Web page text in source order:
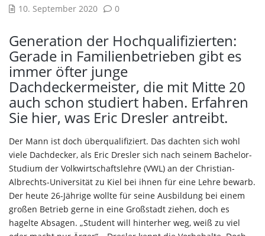
10. September 2020 0
Generation der Hochqualifizierten:
Gerade in Familienbetrieben gibt es
immer öfter junge
Dachdeckermeister, die mit Mitte 20
auch schon studiert haben. Erfahren
Sie hier, was Eric Dresler antreibt.
Der Mann ist doch überqualifiziert. Das dachten sich wohl
viele Dachdecker, als Eric Dresler sich nach seinem Bachelor-
Studium der Volkwirtschaftslehre (VWL) an der Christian-
Albrechts-Universität zu Kiel bei ihnen für eine Lehre bewarb.
Der heute 26-Jährige wollte für seine Ausbildung bei einem
großen Betrieb gerne in eine Großstadt ziehen, doch es
hagelte Absagen. „Student will hinterher weg, weiß zu viel